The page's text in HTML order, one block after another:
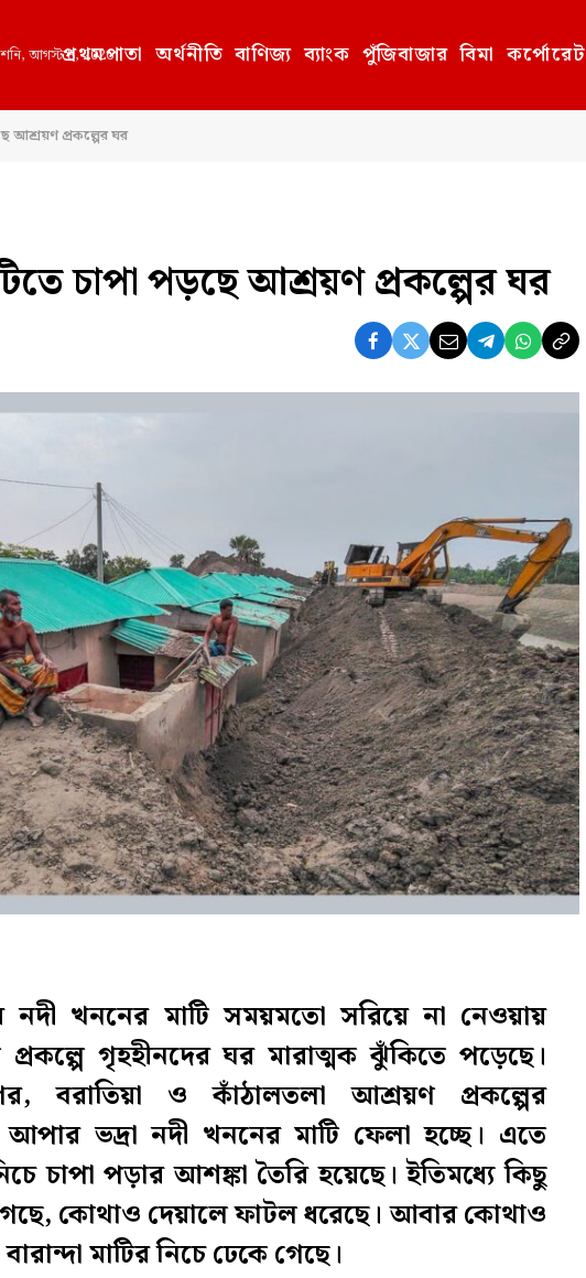
শনি, আগস্ট 8, 2026
প্রথমপাতা অর্থনীতি বাণিজ্য ব্যাংক পুঁজিবাজার বিমা কর্পোরেট
আশ্রয়ণ প্রকল্পের ঘর
চাপা পড়ছে আশ্রয়ণ প্রকল্পের ঘর
নদী খননের মাটি সময়মতো সরিয়ে না নেওয়ায়
গৃহহীনদের ঘর মারাত্মক ঝুঁকিতে পড়েছে।
বরাতিয়া ও কাঁঠালতলা আশ্রয়ণ প্রকল্পের
ভদ্রা নদী খননের মাটি ফেলা হচ্ছে। এতে
চাপা পড়ার আশঙ্কা তৈরি হয়েছে। ইতিমধ্যে কিছু
কোথাও দেয়ালে ফাটল ধরেছে। আবার কোথাও
মাটির নিচে ঢেকে গেছে।